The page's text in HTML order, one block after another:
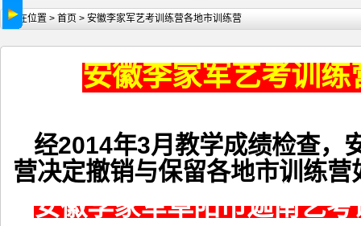
详细内容
现在位置 > 首页 > 安徽李家军艺考训练营各地市训练营
安徽李家军艺考训练
经2014年3月教学成绩检查，
营决定撤销与保留各地市训练营
安徽李家军阜阳市迦南艺考